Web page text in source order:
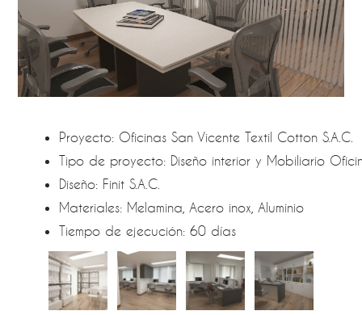
Proyecto: Oficinas San Vicente Textil Cotton S.A.C.
Tipo de proyecto: Diseño interior y Mobiliario
Diseño: Finit S.A.C.
Materiales: Melamina, Acero inox, Aluminio
Tiempo de ejecución: 60 días